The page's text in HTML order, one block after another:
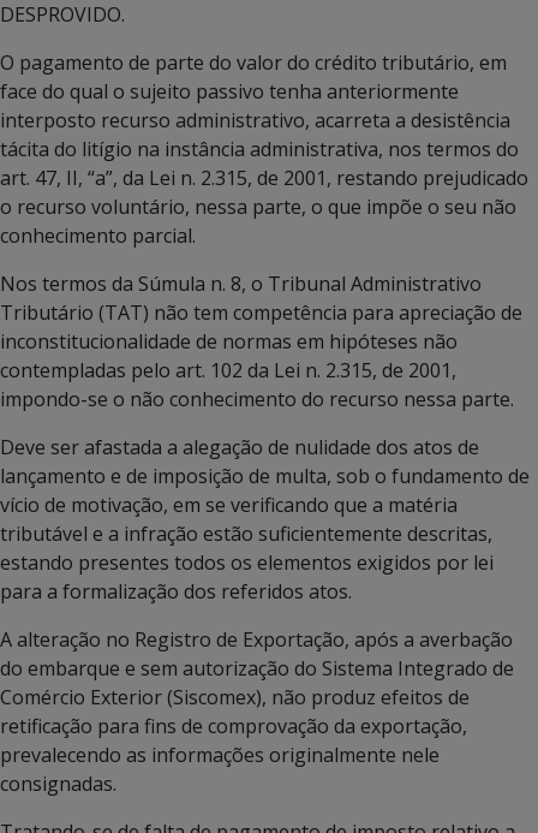
DESPROVIDO.
O pagamento de parte do valor do crédito tributário, em
face do qual o sujeito passivo tenha anteriormente
interposto recurso administrativo, acarreta a desistência
tácita do litígio na instância administrativa, nos termos do
art. 47, II, “a”, da Lei n. 2.315, de 2001, restando prejudicado
o recurso voluntário, nessa parte, o que impõe o seu não
conhecimento parcial.
Nos termos da Súmula n. 8, o Tribunal Administrativo
Tributário (TAT) não tem competência para apreciação de
inconstitucionalidade de normas em hipóteses não
contempladas pelo art. 102 da Lei n. 2.315, de 2001,
impondo-se o não conhecimento do recurso nessa parte.
Deve ser afastada a alegação de nulidade dos atos de
lançamento e de imposição de multa, sob o fundamento de
vício de motivação, em se verificando que a matéria
tributável e a infração estão suficientemente descritas,
estando presentes todos os elementos exigidos por lei
para a formalização dos referidos atos.
A alteração no Registro de Exportação, após a averbação
do embarque e sem autorização do Sistema Integrado de
Comércio Exterior (Siscomex), não produz efeitos de
retificação para fins de comprovação da exportação,
prevalecendo as informações originalmente nele
consignadas.